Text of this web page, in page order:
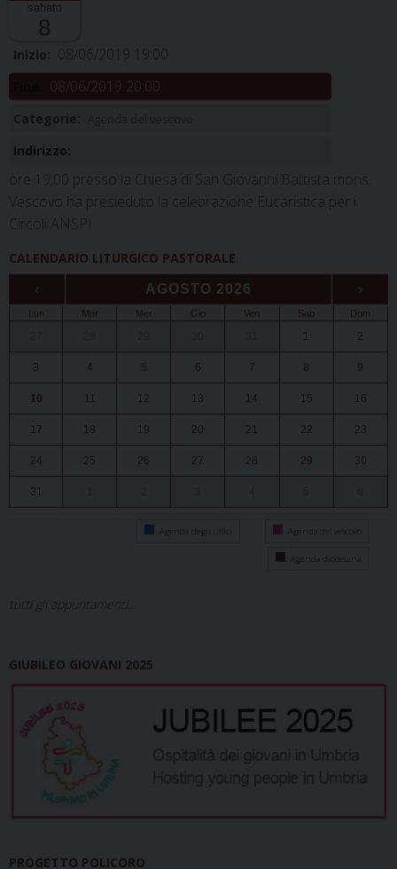
sabato
8
Inizio: 08/06/2019 19:00
08/06/2019 20:00
Categorie:
Indirizzo:
ore 19,00 presso la Chiesa di San Giovanni Battista mons.
Vescovo ha presieduto la celebrazione Eucaristica per i
Circoli ANSPI
CALENDARIO LITURGICO PASTORALE
‹ AGOSTO 2026 ›
Lun Mar Mer Gio Ven Sab Dom
1 2
3 4 5 6 7 8 9
10 11 12 13 14 15 16
17 18 19 20 21 22 23
24 25 26 27 28 29 30
31
Agenda degli uffici Agenda del vescovo
Agenda diocesana
tutti gli appuntamenti...
GIUBILEO GIOVANI 2025
PROGETTO POLICORO